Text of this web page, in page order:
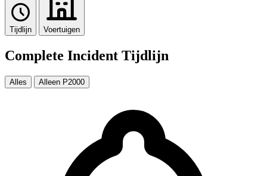
Tijdlijn Voertuigen
Complete Incident Tijdlijn
Alles Alleen P2000